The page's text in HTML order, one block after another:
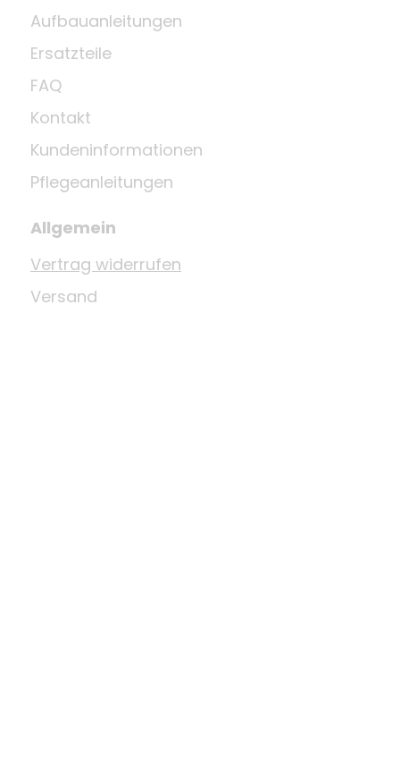
Aufbauanleitungen
Ersatzteile
FAQ
Kontakt
Kundeninformationen
Pflegeanleitungen
Allgemein
Vertrag widerrufen
Versand